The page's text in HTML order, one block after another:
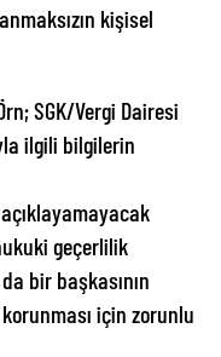
kişisel
SGK/Vergi Dairesi
ilgili bilgilerin
açıklayamayacak
geçerlilik
bir başkasının
için zorunlu